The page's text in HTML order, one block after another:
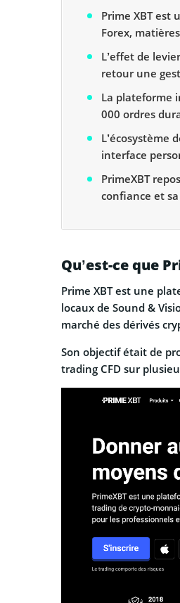
Prime XBT est
Forex,
L’effet de
retour une
La plateforme
000 ordres
L’écosystème
interface
PrimeXBT
confiance et
Qu’est-ce que
Prime XBT est une
locaux de Sound &
marché des dérivés
Son objectif était de
trading CFD sur